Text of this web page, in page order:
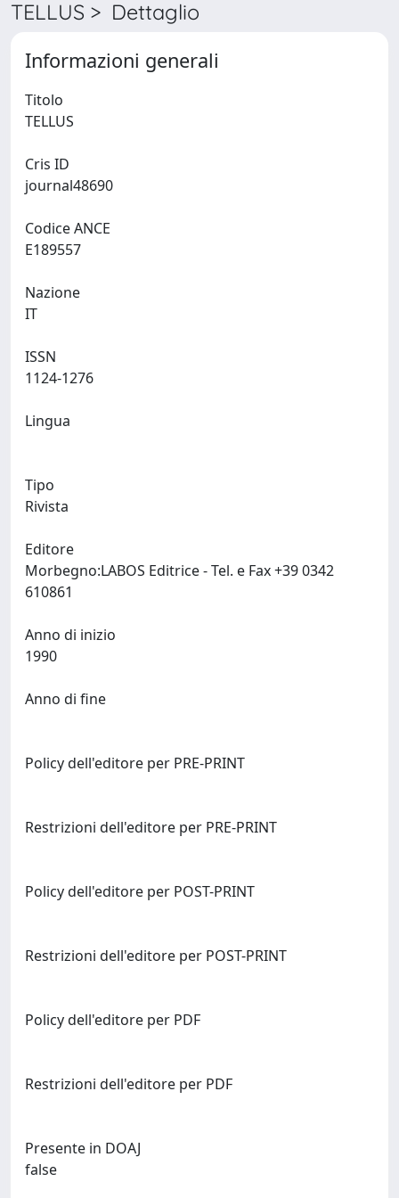
TELLUS > Dettaglio
Informazioni generali
Titolo
Cris ID
Codice ANCE
Nazione
ISSN
Lingua
Tipo
Rivista
Editore
Morbegno:LABOS Editrice - Tel. e Fax +39 0342
Anno di inizio
Anno di fine
Policy dell'editore per PRE-PRINT
Restrizioni dell'editore per PRE-PRINT
Policy dell'editore per POST-PRINT
Restrizioni dell'editore per POST-PRINT
Policy dell'editore per PDF
Restrizioni dell'editore per PDF
Presente in DOAJ